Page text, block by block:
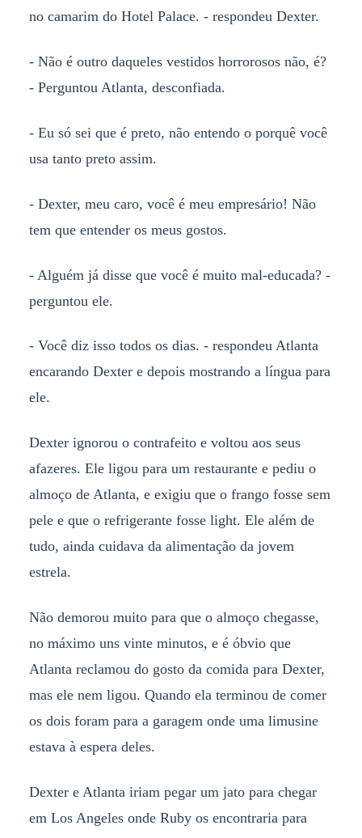
no camarim do Hotel Palace. - respondeu Dexter.
- Não é outro daqueles vestidos horrorosos não, é?
- Perguntou Atlanta, desconfiada.
- Eu só sei que é preto, não entendo o porquê você
usa tanto preto assim.
- Dexter, meu caro, você é meu empresário! Não
tem que entender os meus gostos.
- Alguém já disse que você é muito mal-educada? -
perguntou ele.
- Você diz isso todos os dias. - respondeu Atlanta
encarando Dexter e depois mostrando a língua para
ele.
Dexter ignorou o contrafeito e voltou aos seus
afazeres. Ele ligou para um restaurante e pediu o
almoço de Atlanta, e exigiu que o frango fosse sem
pele e que o refrigerante fosse light. Ele além de
tudo, ainda cuidava da alimentação da jovem
estrela.
Não demorou muito para que o almoço chegasse,
no máximo uns vinte minutos, e é óbvio que
Atlanta reclamou do gosto da comida para Dexter,
mas ele nem ligou. Quando ela terminou de comer
os dois foram para a garagem onde uma limusine
estava à espera deles.
Dexter e Atlanta iriam pegar um jato para chegar
em Los Angeles onde Ruby os encontraria para